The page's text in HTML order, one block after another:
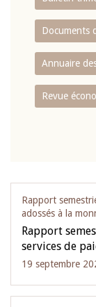
Documents
Annuaire
Revue
Rapport
adossés à la
Rapport
services de
19 septembre